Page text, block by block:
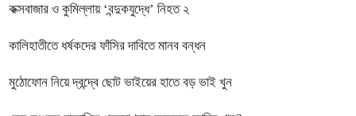
কক্সবাজার ও কুমিল্লায় ‘বন্দুকযুদ্ধে’ নিহত ২
কালিহাতীতে ধর্ষকদের ফাঁসির দাবিতে মানব বন্ধন
মুঠোফোন নিয়ে দ্বন্দ্বে ছোট ভাইয়ের হাতে বড় ভাই খুন